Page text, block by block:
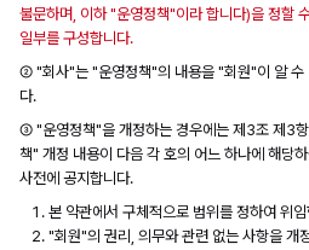
불문하며, 이하 "운영정책"이라 합니다)을 정할
일부를 구성합니다.
② "회사"는 "운영정책"의 내용을 "회원"이 알 수
다.
③ "운영정책"을 개정하는 경우에는 제3조 제3
책" 개정 내용이 다음 각 호의 어느 하나에 해당
사전에 공지합니다.
본 약관에서 구체적으로 범위를 정하여 위
"회원"의 권리, 의무와 관련 없는 사항을 개